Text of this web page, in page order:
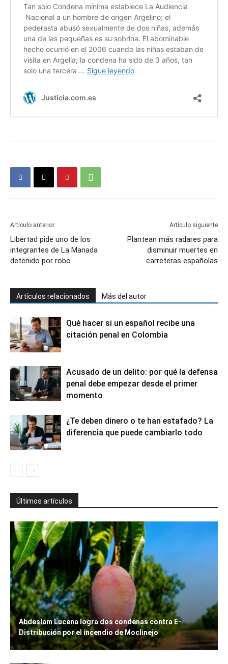
Artículo anterior
Libertad pide uno de los
integrantes de La Manada
detenido por robo
Artículo siguiente
Plantean más radares para
disminuir muertes en
carreteras españolas
Artículos relacionados Más del autor
Qué hacer si un español recibe una
citación penal en Colombia
Acusado de un delito: por qué la defensa
penal debe empezar desde el primer
momento
¿Te deben dinero o te han estafado? La
diferencia que puede cambiarlo todo
Últimos artículos
Abdeslam Lucena logra dos condenas contra E-
Distribución por el incendio de Moclinejo